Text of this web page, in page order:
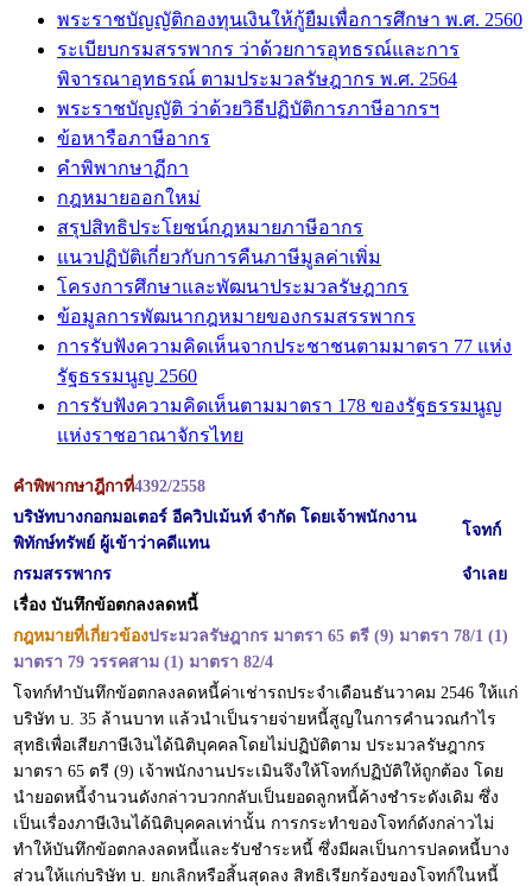
พระราชบัญญัติกองทุนเงินให้กู้ยืมเพื่อการศึกษา พ.ศ. 2560
ระเบียบกรมสรรพากร ว่าด้วยการอุทธรณ์และการ
พิจารณาอุทธรณ์ ตามประมวลรัษฎากร พ.ศ. 2564
พระราชบัญญัติ ว่าด้วยวิธีปฏิบัติการภาษีอากรฯ
ข้อหารือภาษีอากร
คำพิพากษาฏีกา
กฎหมายออกใหม่
สรุปสิทธิประโยชน์กฎหมายภาษีอากร
แนวปฏิบัติเกี่ยวกับการคืนภาษีมูลค่าเพิ่ม
โครงการศึกษาและพัฒนาประมวลรัษฎากร
ข้อมูลการพัฒนากฎหมายของกรมสรรพากร
การรับฟังความคิดเห็นจากประชาชนตามมาตรา 77 แห่ง
รัฐธรรมนูญ 2560
การรับฟังความคิดเห็นตามมาตรา 178 ของรัฐธรรมนูญ
แห่งราชอาณาจักรไทย
คำพิพากษาฎีกาที่4392/2558
บริษัทบางกอกมอเตอร์ อีควิปเม้นท์ จำกัด โดยเจ้าพนักงาน
พิทักษ์ทรัพย์ ผู้เข้าว่าคดีแทน
โจทก์
กรมสรรพากร
จำเลย
เรื่อง บันทึกข้อตกลงลดหนี้
กฎหมายที่เกี่ยวข้องประมวลรัษฎากร มาตรา 65 ตรี (9) มาตรา 78/1 (1)
มาตรา 79 วรรคสาม (1) มาตรา 82/4
โจทก์ทำบันทึกข้อตกลงลดหนี้ค่าเช่ารถประจำเดือนธันวาคม 2546 ให้แก่
บริษัท บ. 35 ล้านบาท แล้วนำเป็นรายจ่ายหนี้สูญในการคำนวณกำไร
สุทธิเพื่อเสียภาษีเงินได้นิติบุคคลโดยไม่ปฏิบัติตาม ประมวลรัษฎากร
มาตรา 65 ตรี (9) เจ้าพนักงานประเมินจึงให้โจทก์ปฏิบัติให้ถูกต้อง โดย
นำยอดหนี้จำนวนดังกล่าวบวกกลับเป็นยอดลูกหนี้ค้างชำระดังเดิม ซึ่ง
เป็นเรื่องภาษีเงินได้นิติบุคคลเท่านั้น การกระทำของโจทก์ดังกล่าวไม่
ทำให้บันทึกข้อตกลงลดหนี้และรับชำระหนี้ ซึ่งมีผลเป็นการปลดหนี้บาง
ส่วนให้แก่บริษัท บ. ยกเลิกหรือสิ้นสุดลง สิทธิเรียกร้องของโจทก์ในหนี้